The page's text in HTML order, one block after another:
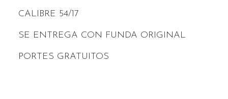
CALIBRE 54/17
SE ENTREGA CON FUNDA ORIGINAL
PORTES GRATUITOS